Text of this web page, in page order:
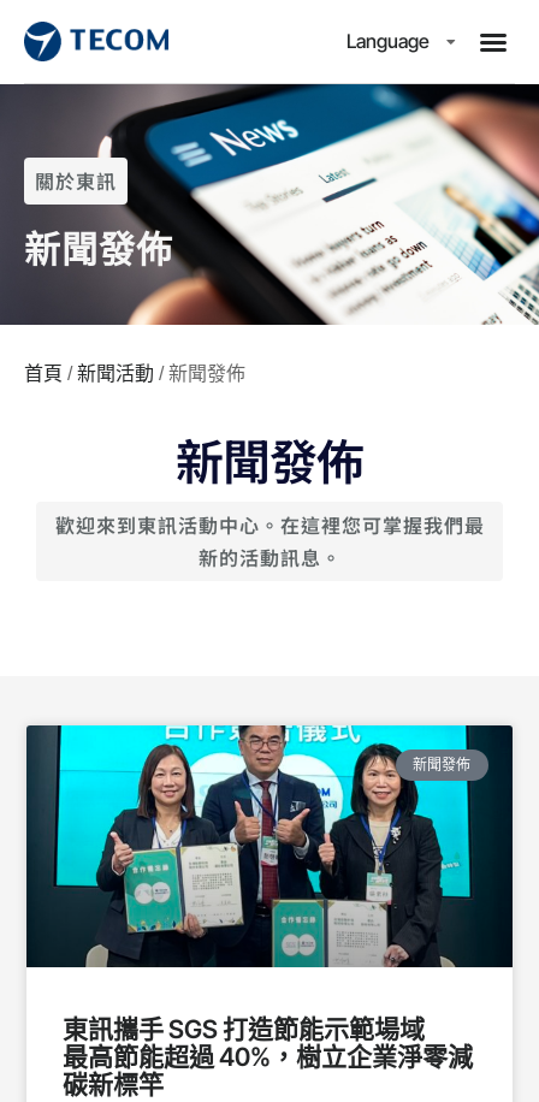
Language
關於東訊
新聞發佈
首頁 /新聞活動 / 新聞發佈
新聞發佈
歡迎來到東訊活動中心。在這裡您可掌握我們最
新的活動訊息。
新聞發佈
東訊攜手 SGS 打造節能示範場域
最高節能超過 40%，樹立企業淨零減
碳新標竿